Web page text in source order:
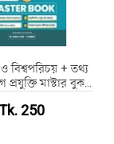
বিশ্বপরিচয় + তথ্য
মাস্টার বুক -
250